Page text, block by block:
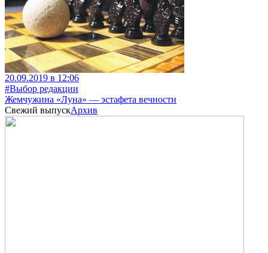
20.09.2019 в 12:06
#Выбор редакции
Жемчужина «Луна» — эстафета вечности
Свежий выпускАрхив